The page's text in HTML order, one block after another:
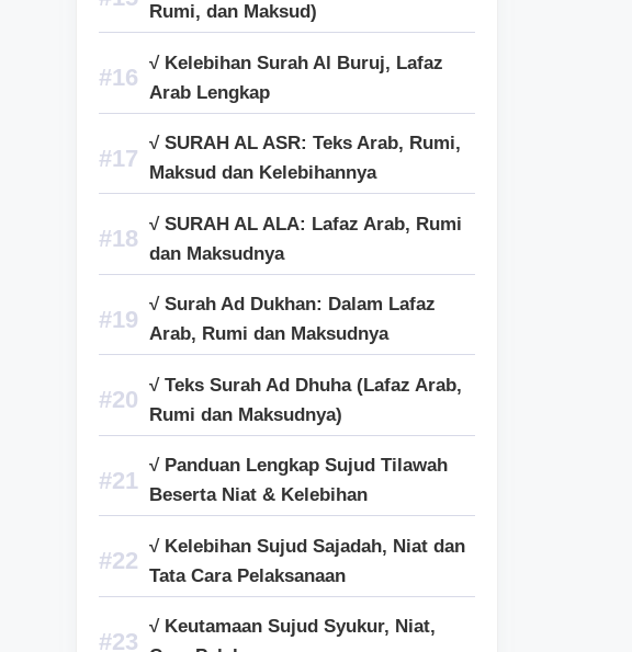
Rumi, dan Maksud)
√ Kelebihan Surah Al Buruj, Lafaz
Arab Lengkap
√ SURAH AL ASR: Teks Arab, Rumi,
Maksud dan Kelebihannya
√ SURAH AL ALA: Lafaz Arab, Rumi
dan Maksudnya
√ Surah Ad Dukhan: Dalam Lafaz
Arab, Rumi dan Maksudnya
√ Teks Surah Ad Dhuha (Lafaz Arab,
Rumi dan Maksudnya)
√ Panduan Lengkap Sujud Tilawah
Beserta Niat & Kelebihan
√ Kelebihan Sujud Sajadah, Niat dan
Tata Cara Pelaksanaan
√ Keutamaan Sujud Syukur, Niat,